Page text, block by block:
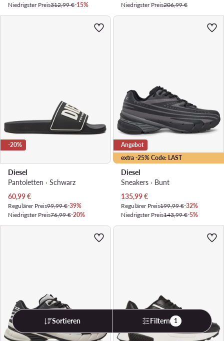
Niedrigster Preis312,99 €-15%
Niedrigster Preis206,99 €
-20%
Diesel
Pantoletten · Schwarz
Aktueller Preis
60,99€
Regulärer Preis99,99 €-39%
Niedrigster Preis76,99 €-20%
extra -25% Code: LAST
Angebot
Diesel
Sneakers · Bunt
Aktueller Preis
135,99€
Regulärer Preis199,99 €-32%
Niedrigster Preis143,99 €-5%
Sortieren Filtern 1